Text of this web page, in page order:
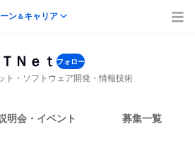
ン＆キャリア
Ｎｅｔ フォロー
ト・ソフトウェア開発・情報技術
明会・イベント 募集一覧